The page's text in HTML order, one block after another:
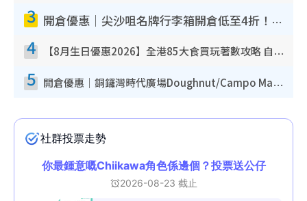
3 開倉優惠｜尖沙咀名牌行李箱開倉低至4折！一連5日 American Tourister/ace./Hallmark $200起！
4 【8月生日優惠2026】全港85大食買玩著數攻略 自助餐/火鍋放題同行免費＋誠品/DONKI送現金券
5 開倉優惠｜銅鑼灣時代廣場Doughnut/Campo Marzio開倉低至1折！背囊、書包、手袋劈價$200起